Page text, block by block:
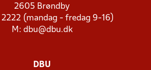
2605 Brøndby
2222 (mandag - fredag 9-16)
M: dbu@dbu.dk
DBU